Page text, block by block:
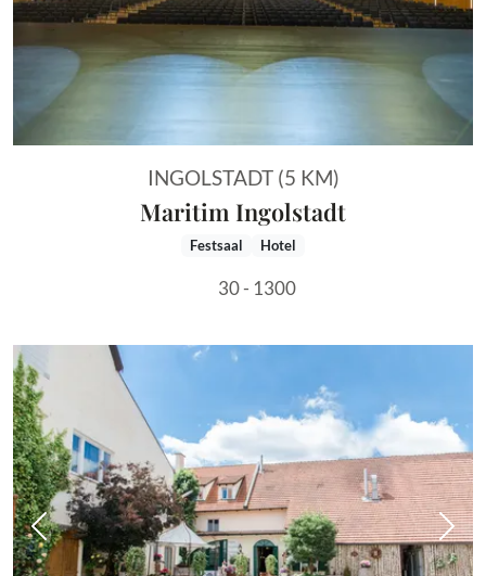
INGOLSTADT (5 KM)
Maritim Ingolstadt
Festsaal Hotel
30 - 1300
Vorheriges Bild